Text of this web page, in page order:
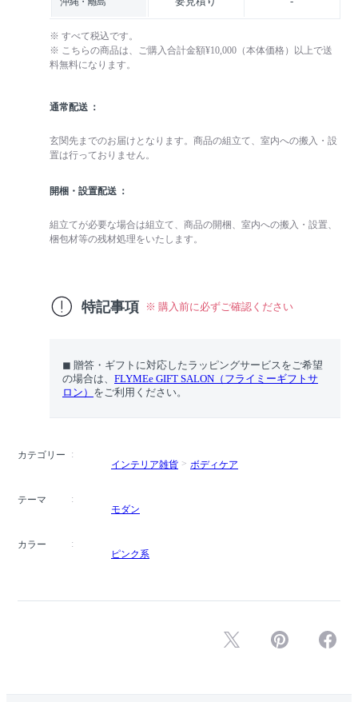
※ すべて税込です。
※ こちらの商品は、ご購入合計金額¥10,000（本体価格）以上で送
料無料になります。
通常配送
玄関先までのお届けとなります。商品の組立て、室内への搬入・設
置は行っておりません。
開梱・設置配送
組立てが必要な場合は組立て、商品の開梱、室内への搬入・設置、
梱包材等の残材処理をいたします。
特記事項 ※ 購入前に必ずご確認ください
◼︎ 贈答・ギフトに対応したラッピングサービスをご希望
の場合は、 FLYMEe GIFT SALON（フライミーギフトサ
ロン） をご利用ください。
カテゴリー
インテリア雑貨
ボディケア
テーマ
モダン
カラー
ピンク系